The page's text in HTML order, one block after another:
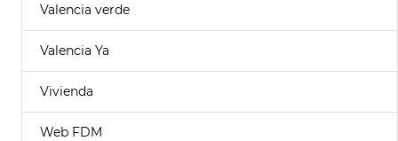
Valencia verde
Valencia Ya
Vivienda
Web FDM